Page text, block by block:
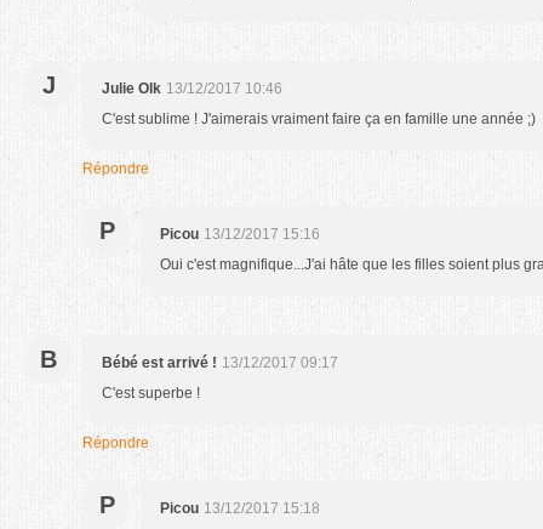
J Julie Olk 13/12/2017 10:46
C'est sublime ! J'aimerais vraiment faire ça en famille une année ;)
Répondre
P Picou 13/12/2017 15:16
Oui c'est magnifique...J'ai hâte que les filles soient plus
B Bébé est arrivé ! 13/12/2017 09:17
C'est superbe !
Répondre
P Picou 13/12/2017 15:18